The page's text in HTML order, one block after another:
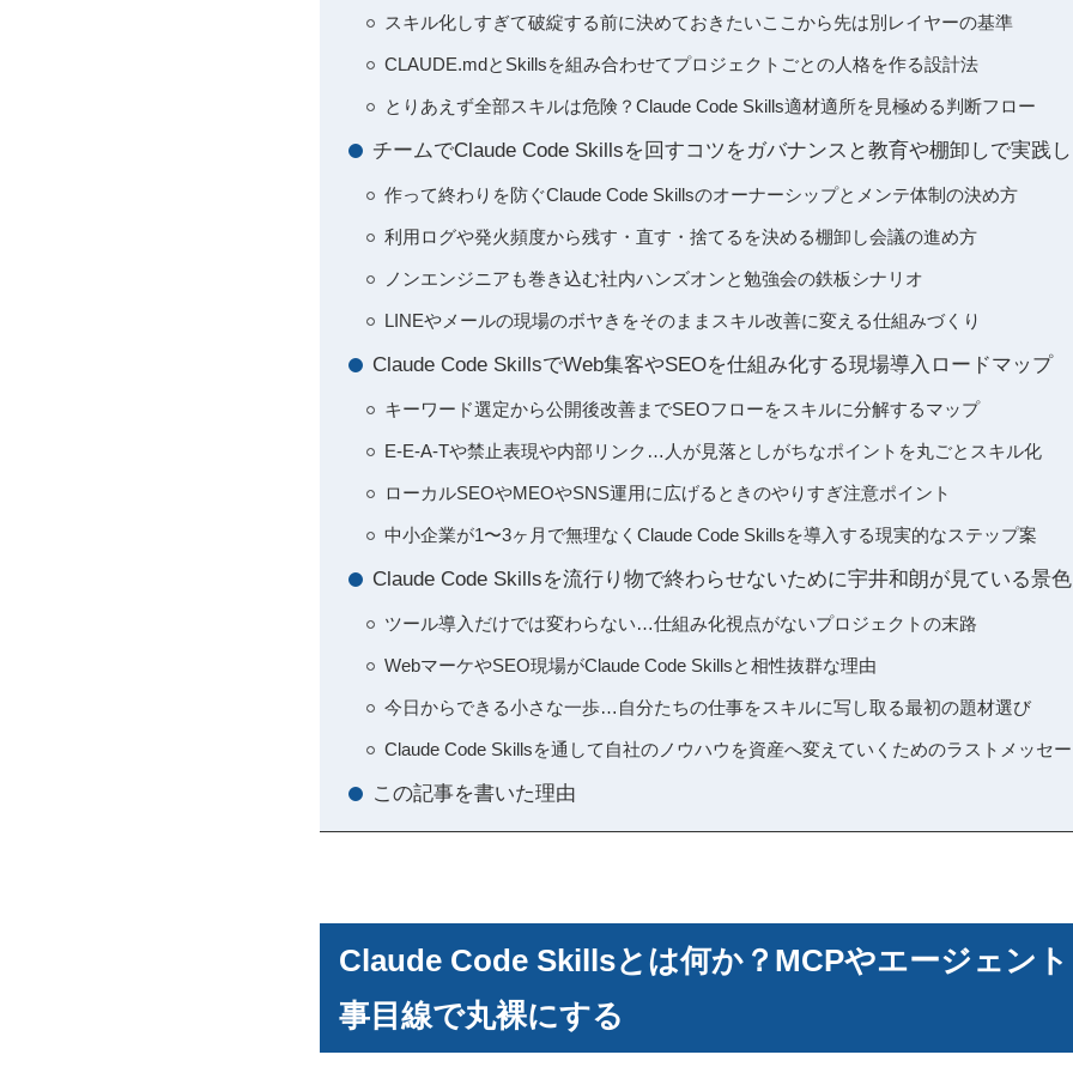
スキル化しすぎて破綻する前に決めておきたいここから先は別レイヤーの基準
CLAUDE.mdとSkillsを組み合わせてプロジェクトごとの人格を作る設計法
とりあえず全部スキルは危険？Claude Code Skills適材適所を見極める判断フロー
チームでClaude Code Skillsを回すコツをガバナンスと教育や棚卸しで実践
作って終わりを防ぐClaude Code Skillsのオーナーシップとメンテ体制の決め方
利用ログや発火頻度から残す・直す・捨てるを決める棚卸し会議の進め方
ノンエンジニアも巻き込む社内ハンズオンと勉強会の鉄板シナリオ
LINEやメールの現場のボヤきをそのままスキル改善に変える仕組みづくり
Claude Code SkillsでWeb集客やSEOを仕組み化する現場導入ロードマップ
キーワード選定から公開後改善までSEOフローをスキルに分解するマップ
E-E-A-Tや禁止表現や内部リンク…人が見落としがちなポイントを丸ごとスキル化
ローカルSEOやMEOやSNS運用に広げるときのやりすぎ注意ポイント
中小企業が1〜3ヶ月で無理なくClaude Code Skillsを導入する現実的なステップ案
Claude Code Skillsを流行り物で終わらせないために宇井和朗が見ている景色
ツール導入だけでは変わらない…仕組み化視点がないプロジェクトの末路
WebマーケやSEO現場がClaude Code Skillsと相性抜群な理由
今日からできる小さな一歩…自分たちの仕事をスキルに写し取る最初の題材選び
Claude Code Skillsを通して自社のノウハウを資産へ変えていくためのラストメッセ
この記事を書いた理由
Claude Code Skillsとは何か？MCPやエージェン
事目線で丸裸にする